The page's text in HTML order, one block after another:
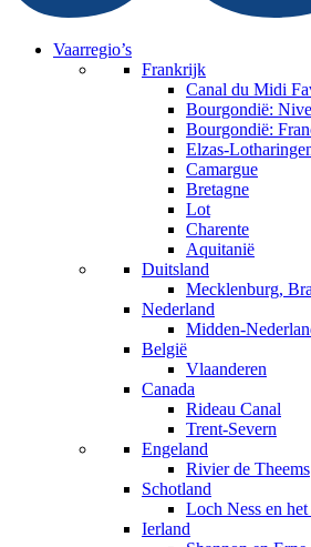
Vaarregio’s
Frankrijk
Canal du Midi
Bourgondië:
Bourgondië:
Elzas-
Camargue
Bretagne
Lot
Charente
Aquitanië
Duitsland
Mecklenburg,
Nederland
Midden-
België
Vlaanderen
Canada
Rideau Canal
Trent-Severn
Engeland
Rivier de Theems
Schotland
Loch Ness en
Ierland